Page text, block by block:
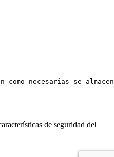
necesarias se
de seguridad del